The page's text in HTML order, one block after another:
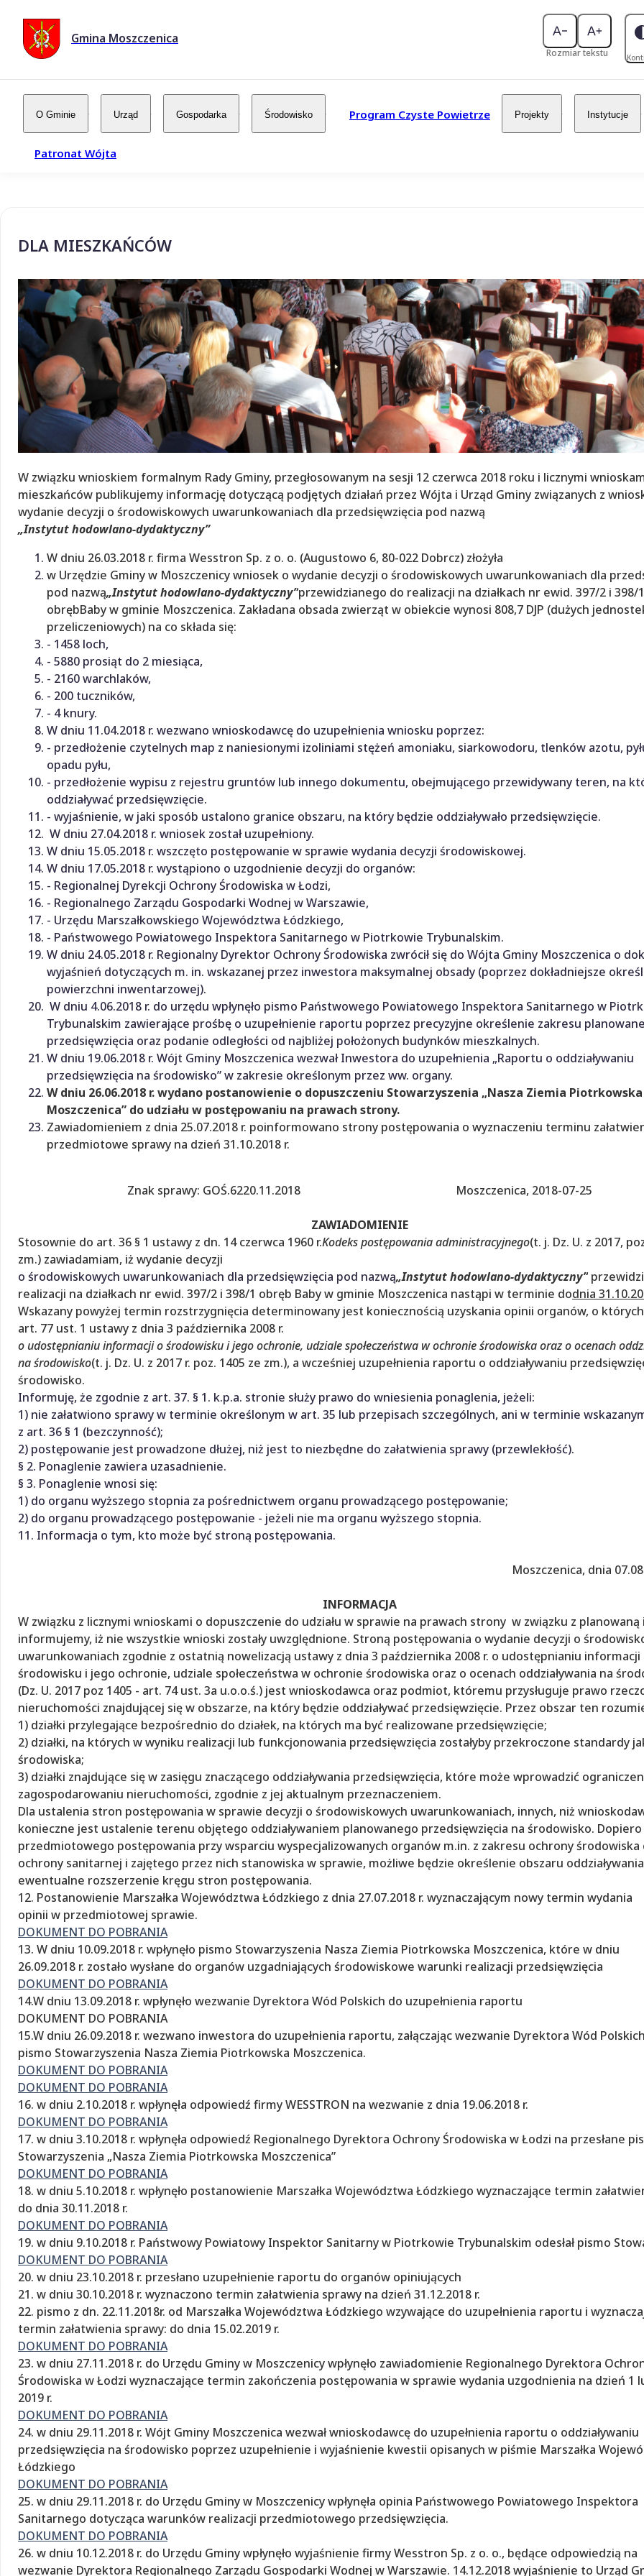
Gmina Moszczenica
Rozmiar tekstu
O Gminie Urząd Gospodarka Środowisko Program Czyste Powietrze Projekty Instytucje
Patronat Wójta
DLA MIESZKAŃCÓW
W związku wnioskiem formalnym Rady Gminy, przegłosowanym na sesji 12 czerwca 2018 roku i licznymi
mieszkańców publikujemy informację dotyczącą podjętych działań przez Wójta i Urząd Gminy związanych z
wydanie decyzji o środowiskowych uwarunkowaniach dla przedsięwzięcia pod nazwą
„Instytut hodowlano-dydaktyczny”
W dniu 26.03.2018 r. firma Wesstron Sp. z o. o. (Augustowo 6, 80-022 Dobrcz) złożyła
w Urzędzie Gminy w Moszczenicy wniosek o wydanie decyzji o środowiskowych uwarunkowaniach dla
pod nazwą„Instytut hodowlano-dydaktyczny”przewidzianego do realizacji na działkach nr ewid. 397/2 i 398/1
obrębBaby w gminie Moszczenica. Zakładana obsada zwierząt w obiekcie wynosi 808,7 DJP (dużych
przeliczeniowych) na co składa się:
- 1458 loch,
- 5880 prosiąt do 2 miesiąca,
- 2160 warchlaków,
- 200 tuczników,
- 4 knury.
W dniu 11.04.2018 r. wezwano wnioskodawcę do uzupełnienia wniosku poprzez:
- przedłożenie czytelnych map z naniesionymi izoliniami stężeń amoniaku, siarkowodoru, tlenków azotu,
opadu pyłu,
- przedłożenie wypisu z rejestru gruntów lub innego dokumentu, obejmującego przewidywany teren, na
oddziaływać przedsięwzięcie.
- wyjaśnienie, w jaki sposób ustalono granice obszaru, na który będzie oddziaływało przedsięwzięcie.
W dniu 27.04.2018 r. wniosek został uzupełniony.
W dniu 15.05.2018 r. wszczęto postępowanie w sprawie wydania decyzji środowiskowej.
W dniu 17.05.2018 r. wystąpiono o uzgodnienie decyzji do organów:
- Regionalnej Dyrekcji Ochrony Środowiska w Łodzi,
- Regionalnego Zarządu Gospodarki Wodnej w Warszawie,
- Urzędu Marszałkowskiego Województwa Łódzkiego,
- Państwowego Powiatowego Inspektora Sanitarnego w Piotrkowie Trybunalskim.
W dniu 24.05.2018 r. Regionalny Dyrektor Ochrony Środowiska zwrócił się do Wójta Gminy Moszczenica o
wyjaśnień dotyczących m. in. wskazanej przez inwestora maksymalnej obsady (poprzez dokładniejsze
powierzchni inwentarzowej).
W dniu 4.06.2018 r. do urzędu wpłynęło pismo Państwowego Powiatowego Inspektora Sanitarnego w
Trybunalskim zawierające prośbę o uzupełnienie raportu poprzez precyzyjne określenie zakresu
przedsięwzięcia oraz podanie odległości od najbliżej położonych budynków mieszkalnych.
W dniu 19.06.2018 r. Wójt Gminy Moszczenica wezwał Inwestora do uzupełnienia „Raportu o oddziaływaniu
przedsięwzięcia na środowisko” w zakresie określonym przez ww. organy.
W dniu 26.06.2018 r. wydano postanowienie o dopuszczeniu Stowarzyszenia „Nasza Ziemia Piotrkowska
Moszczenica” do udziału w postępowaniu na prawach strony.
Zawiadomieniem z dnia 25.07.2018 r. poinformowano strony postępowania o wyznaczeniu terminu
przedmiotowe sprawy na dzień 31.10.2018 r.
Znak sprawy: GOŚ.6220.11.2018 Moszczenica, 2018-07-25
ZAWIADOMIENIE
Stosownie do art. 36 § 1 ustawy z dn. 14 czerwca 1960 r.Kodeks postępowania administracyjnego(t. j. Dz. U. z 2017,
zm.) zawiadamiam, iż wydanie decyzji
o środowiskowych uwarunkowaniach dla przedsięwzięcia pod nazwą„Instytut hodowlano-dydaktyczny”
realizacji na działkach nr ewid. 397/2 i 398/1 obręb Baby w gminie Moszczenica nastąpi w terminie dodnia
Wskazany powyżej termin rozstrzygnięcia determinowany jest koniecznością uzyskania opinii organów, o
art. 77 ust. 1 ustawy z dnia 3 października 2008 r.
o udostępnianiu informacji o środowisku i jego ochronie, udziale społeczeństwa w ochronie środowiska oraz o ocenach
na środowisko(t. j. Dz. U. z 2017 r. poz. 1405 ze zm.), a wcześniej uzupełnienia raportu o oddziaływaniu
środowisko.
Informuję, że zgodnie z art. 37. § 1. k.p.a. stronie służy prawo do wniesienia ponaglenia, jeżeli:
1) nie załatwiono sprawy w terminie określonym w art. 35 lub przepisach szczególnych, ani w terminie
z art. 36 § 1 (bezczynność);
2) postępowanie jest prowadzone dłużej, niż jest to niezbędne do załatwienia sprawy (przewlekłość).
§ 2. Ponaglenie zawiera uzasadnienie.
§ 3. Ponaglenie wnosi się:
1) do organu wyższego stopnia za pośrednictwem organu prowadzącego postępowanie;
2) do organu prowadzącego postępowanie - jeżeli nie ma organu wyższego stopnia.
11. Informacja o tym, kto może być stroną postępowania.
Moszczenica, dnia
INFORMACJA
W związku z licznymi wnioskami o dopuszczenie do udziału w sprawie na prawach strony w związku z planowaną
informujemy, iż nie wszystkie wnioski zostały uwzględnione. Stroną postępowania o wydanie decyzji o
uwarunkowaniach zgodnie z ostatnią nowelizacją ustawy z dnia 3 października 2008 r. o udostępnianiu informacji
środowisku i jego ochronie, udziale społeczeństwa w ochronie środowiska oraz o ocenach oddziaływania na
(Dz. U. 2017 poz 1405 - art. 74 ust. 3a u.o.o.ś.) jest wnioskodawca oraz podmiot, któremu przysługuje prawo
nieruchomości znajdującej się w obszarze, na który będzie oddziaływać przedsięwzięcie. Przez obszar ten
1) działki przylegające bezpośrednio do działek, na których ma być realizowane przedsięwzięcie;
2) działki, na których w wyniku realizacji lub funkcjonowania przedsięwzięcia zostałyby przekroczone standardy
środowiska;
3) działki znajdujące się w zasięgu znaczącego oddziaływania przedsięwzięcia, które może wprowadzić
zagospodarowaniu nieruchomości, zgodnie z jej aktualnym przeznaczeniem.
Dla ustalenia stron postępowania w sprawie decyzji o środowiskowych uwarunkowaniach, innych, niż
konieczne jest ustalenie terenu objętego oddziaływaniem planowanego przedsięwzięcia na środowisko.
przedmiotowego postępowania przy wsparciu wyspecjalizowanych organów m.in. z zakresu ochrony środowiska
ochrony sanitarnej i zajętego przez nich stanowiska w sprawie, możliwe będzie określenie obszaru
ewentualne rozszerzenie kręgu stron postępowania.
12. Postanowienie Marszałka Województwa Łódzkiego z dnia 27.07.2018 r. wyznaczającym nowy termin wydania
opinii w przedmiotowej sprawie.
DOKUMENT DO POBRANIA
13. W dniu 10.09.2018 r. wpłynęło pismo Stowarzyszenia Nasza Ziemia Piotrkowska Moszczenica, które w dniu
26.09.2018 r. zostało wysłane do organów uzgadniających środowiskowe warunki realizacji przedsięwzięcia
DOKUMENT DO POBRANIA
14.W dniu 13.09.2018 r. wpłynęło wezwanie Dyrektora Wód Polskich do uzupełnienia raportu
DOKUMENT DO POBRANIA
15.W dniu 26.09.2018 r. wezwano inwestora do uzupełnienia raportu, załączając wezwanie Dyrektora Wód
pismo Stowarzyszenia Nasza Ziemia Piotrkowska Moszczenica.
DOKUMENT DO POBRANIA
DOKUMENT DO POBRANIA
16. w dniu 2.10.2018 r. wpłynęła odpowiedź firmy WESSTRON na wezwanie z dnia 19.06.2018 r.
DOKUMENT DO POBRANIA
17. w dniu 3.10.2018 r. wpłynęła odpowiedź Regionalnego Dyrektora Ochrony Środowiska w Łodzi na przesłane
Stowarzyszenia „Nasza Ziemia Piotrkowska Moszczenica”
DOKUMENT DO POBRANIA
18. w dniu 5.10.2018 r. wpłynęło postanowienie Marszałka Województwa Łódzkiego wyznaczające termin
do dnia 30.11.2018 r.
DOKUMENT DO POBRANIA
19. w dniu 9.10.2018 r. Państwowy Powiatowy Inspektor Sanitarny w Piotrkowie Trybunalskim odesłał pismo
DOKUMENT DO POBRANIA
20. w dniu 23.10.2018 r. przesłano uzupełnienie raportu do organów opiniujących
21. w dniu 30.10.2018 r. wyznaczono termin załatwienia sprawy na dzień 31.12.2018 r.
22. pismo z dn. 22.11.2018r. od Marszałka Województwa Łódzkiego wzywające do uzupełnienia raportu i
termin załatwienia sprawy: do dnia 15.02.2019 r.
DOKUMENT DO POBRANIA
23. w dniu 27.11.2018 r. do Urzędu Gminy w Moszczenicy wpłynęło zawiadomienie Regionalnego Dyrektora
Środowiska w Łodzi wyznaczające termin zakończenia postępowania w sprawie wydania uzgodnienia na dzień 1
2019 r.
DOKUMENT DO POBRANIA
24. w dniu 29.11.2018 r. Wójt Gminy Moszczenica wezwał wnioskodawcę do uzupełnienia raportu o oddziaływaniu
przedsięwzięcia na środowisko poprzez uzupełnienie i wyjaśnienie kwestii opisanych w piśmie Marszałka
Łódzkiego
DOKUMENT DO POBRANIA
25. w dniu 29.11.2018 r. do Urzędu Gminy w Moszczenicy wpłynęła opinia Państwowego Powiatowego Inspektora
Sanitarnego dotycząca warunków realizacji przedmiotowego przedsięwzięcia.
DOKUMENT DO POBRANIA
26. w dniu 10.12.2018 r. do Urzędu Gminy wpłynęło wyjaśnienie firmy Wesstron Sp. z o. o., będące odpowiedzią na
wezwanie Dyrektora Regionalnego Zarządu Gospodarki Wodnej w Warszawie. 14.12.2018 wyjaśnienie to Urząd